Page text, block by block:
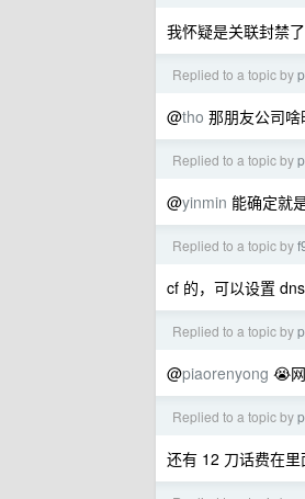
我怀疑是关联封禁
Replied to a topic by
@tho 那朋友公司
Replied to a topic by
@yinmin 能确定就
Replied to a topic by
cf 的，可以设置
Replied to a topic by
@piaorenyong 😭
Replied to a topic by
还有 12 刀话费在